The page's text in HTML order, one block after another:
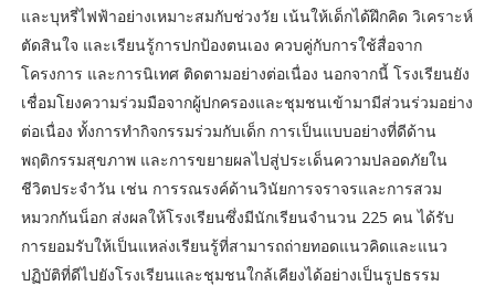
และบุหรี่ไฟฟ้าอย่างเหมาะสมกับช่วงวัย เน้นให้เด็กได้ฝึกคิด วิเคราะห์
ตัดสินใจ และเรียนรู้การปกป้องตนเอง ควบคู่กับการใช้สื่อจาก
โครงการ และการนิเทศ ติดตามอย่างต่อเนื่อง นอกจากนี้ โรงเรียนยัง
เชื่อมโยงความร่วมมือจากผู้ปกครองและชุมชนเข้ามามีส่วนร่วมอย่าง
ต่อเนื่อง ทั้งการทำกิจกรรมร่วมกับเด็ก การเป็นแบบอย่างที่ดีด้าน
พฤติกรรมสุขภาพ และการขยายผลไปสู่ประเด็นความปลอดภัยใน
ชีวิตประจำวัน เช่น การรณรงค์ด้านวินัยการจราจรและการสวม
หมวกกันน็อก ส่งผลให้โรงเรียนซึ่งมีนักเรียนจำนวน 225 คน ได้รับ
การยอมรับให้เป็นแหล่งเรียนรู้ที่สามารถถ่ายทอดแนวคิดและแนว
ปฏิบัติที่ดีไปยังโรงเรียนและชุมชนใกล้เคียงได้อย่างเป็นรูปธรรม